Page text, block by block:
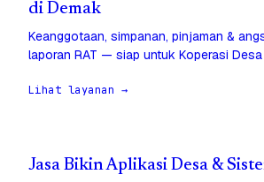
di Demak
Keanggotaan, simpanan, pinjaman &
laporan RAT — siap untuk Koperasi Desa
Lihat layanan →
Jasa Bikin Aplikasi Desa &